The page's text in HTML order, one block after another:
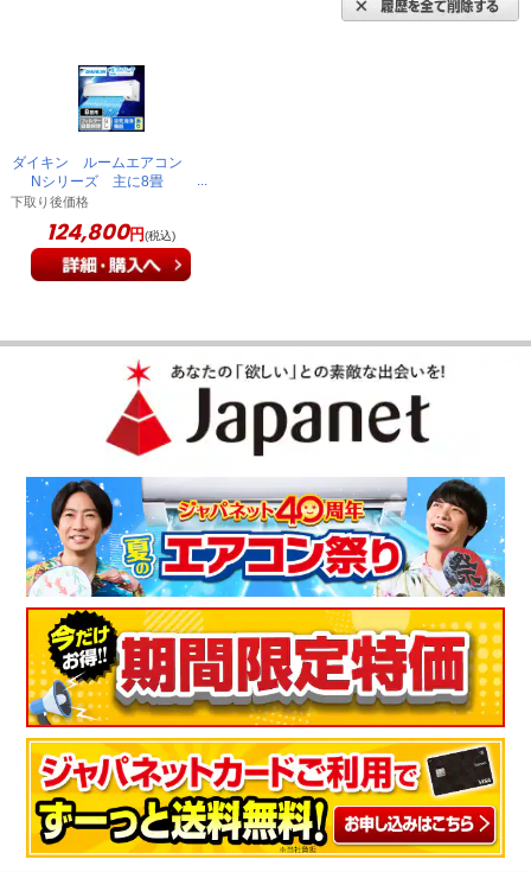
ダイキン ルームエアコン
Nシリーズ 主に8畳
AJT256ANS-W
下取り後価格
124,800円(税込)